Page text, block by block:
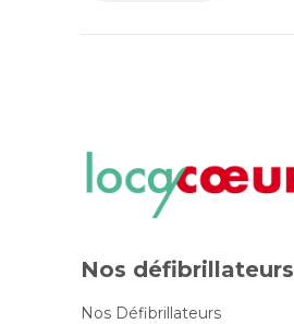
Nos défibrillateurs
Nos Défibrillateurs